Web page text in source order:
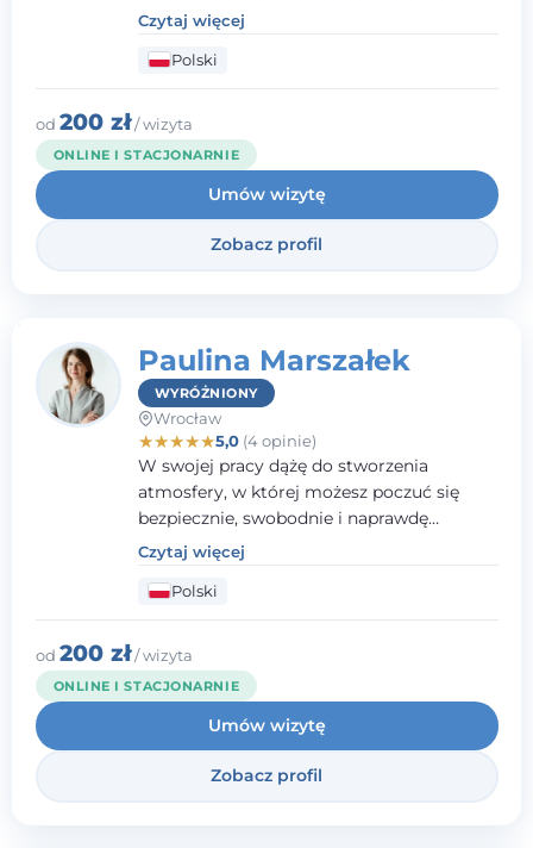
momenty, opierając współpracę na
wzajemnym zaufaniu i otwartej
komunikacji. Posiadam doświadczenie w
pracy z dziećmi i młodzieżą mierzącymi się
z różnorodnymi trudnościami
emocjonalnymi oraz rozwojowymi.
Czytaj więcej
Polski
od 200 zł/ wizyta
ONLINE I STACJONARNIE
Umów wizytę
Zobacz profil
Paulina Marszałek
WYRÓŻNIONY
Wrocław
★★★★★5,0(4 opinie)
W swojej pracy dążę do stworzenia
atmosfery, w której możesz poczuć się
bezpiecznie, swobodnie i naprawdę
wysłuchany(-a). Zależy mi na
towarzyszeniu Ci w drodze do większego
dobrostanu, lepszego poznania siebie oraz
budowania wartościowych i
satysfakcjonujących relacji - zarówno z
innymi, jak i z samym sobą. Możliwość
bycia częścią tego procesu traktuję jako
duże wyróżnienie.
Czytaj więcej
Polski
od 200 zł/ wizyta
ONLINE I STACJONARNIE
Umów wizytę
Zobacz profil